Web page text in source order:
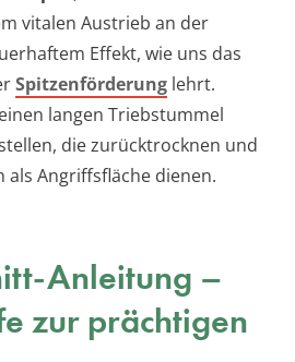
vitalen Austrieb an der
Effekt, wie uns das
Spitzenförderung lehrt.
langen Triebstummel
die zurücktrocknen und
als Angriffsfläche dienen.
Anleitung –
zur prächtigen